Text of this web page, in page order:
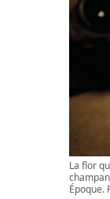
La flor
Époque.